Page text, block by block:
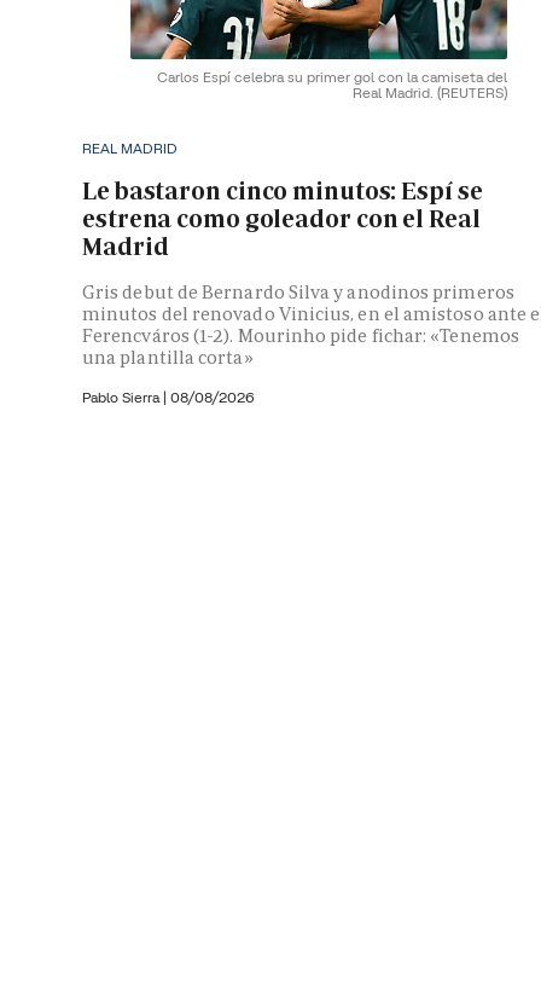
Carlos Espí celebra su primer gol con la camiseta del
Real Madrid. (REUTERS)
REAL MADRID
Le bastaron cinco minutos: Espí se
estrena como goleador con el Real
Madrid
Gris debut de Bernardo Silva y anodinos primeros
minutos del renovado Vinicius, en el amistoso ante
Ferencváros (1-2). Mourinho pide fichar: «Tenemos
una plantilla corta»
Pablo Sierra | 08/08/2026